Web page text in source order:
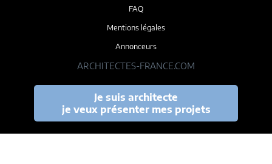
FAQ
Mentions légales
Annonceurs
ARCHITECTES-FRANCE.COM
Je suis architecte
je veux présenter mes projets